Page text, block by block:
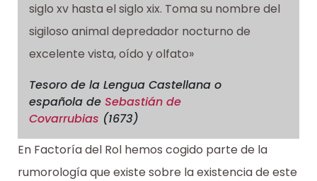
siglo xv hasta el siglo xix. Toma su nombre del
sigiloso animal depredador nocturno de
excelente vista, oído y olfato»
Tesoro de la Lengua Castellana o
española de Sebastián de
Covarrubias (1673)
En Factoría del Rol hemos cogido parte de la
rumorología que existe sobre la existencia de este